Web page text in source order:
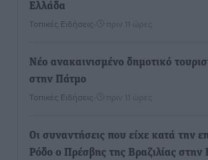
Ελλάδα
Τοπικές Ειδήσεις πριν 11 ώρες
Νέο ανακαινισμένο δημοτικό
στην Πάτμο
Τοπικές Ειδήσεις πριν 11 ώρες
Οι συναντήσεις που είχε κατά την
Ρόδο ο Πρέσβης της Βραζιλίας στην